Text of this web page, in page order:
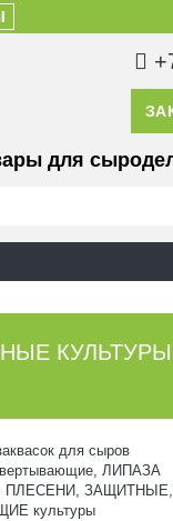
для
КУЛЬТУРЫ
для сыров
ЛИПАЗА
ПЛЕСЕНИ, ЗАЩИТНЫЕ,
культуры